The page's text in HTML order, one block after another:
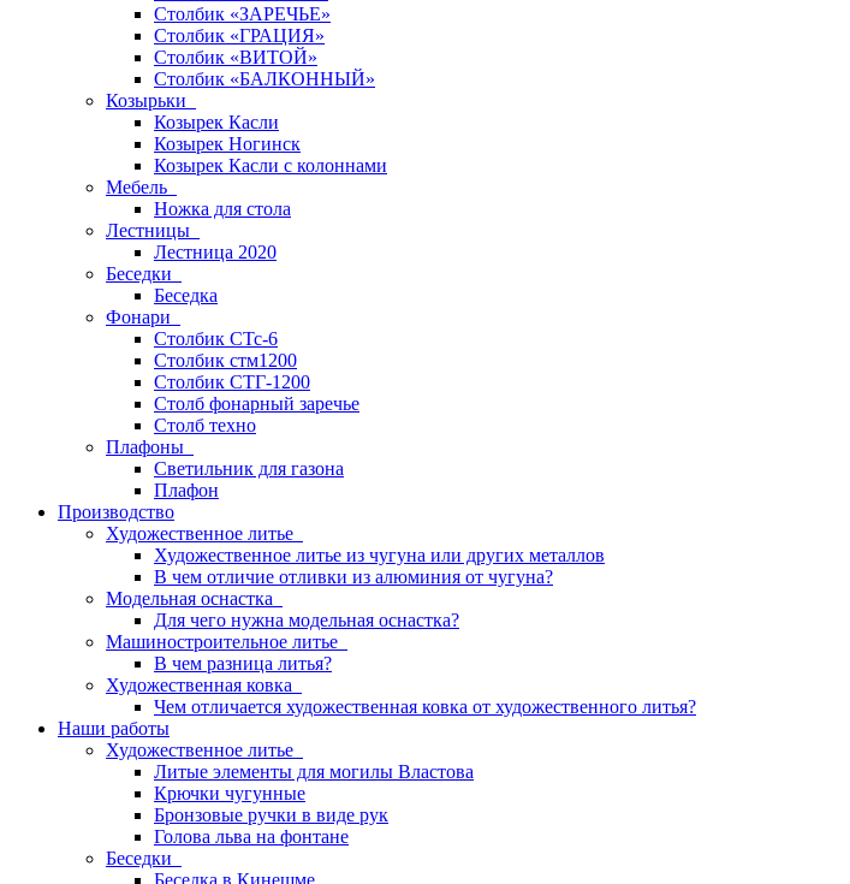
Столбик «ЗАРЕЧЬЕ»
Столбик «ГРАЦИЯ»
Столбик «ВИТОЙ»
Столбик «БАЛКОННЫЙ»
Козырьки
Козырек Касли
Козырек Ногинск
Козырек Касли с колоннами
Мебель
Ножка для стола
Лестницы
Лестница 2020
Беседки
Беседка
Фонари
Столбик СТс-6
Столбик стм1200
Столбик СТГ-1200
Столб фонарный заречье
Столб техно
Плафоны
Светильник для газона
Плафон
Производство
Художественное литье
Художественное литье из чугуна или других металлов
В чем отличие отливки из алюминия от чугуна?
Модельная оснастка
Для чего нужна модельная оснастка?
Машиностроительное литье
В чем разница литья?
Художественная ковка
Чем отличается художественная ковка от художественного литья?
Наши работы
Художественное литье
Литые элементы для могилы Властова
Крючки чугунные
Бронзовые ручки в виде рук
Голова льва на фонтане
Беседки
Беседка в Кинешме